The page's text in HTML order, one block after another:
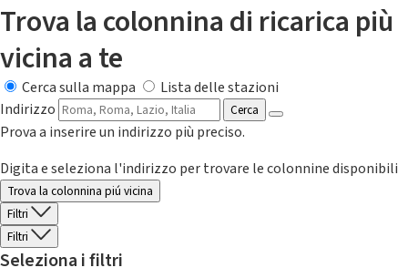
Trova la colonnina di ricarica più
vicina a te
Cerca sulla mappa
Lista delle stazioni
Indirizzo
Cerca
Prova a inserire un indirizzo più preciso.
Digita e seleziona l'indirizzo per trovare le colonnine disponibili
Trova la colonnina piú vicina
Filtri
Filtri
Seleziona i filtri